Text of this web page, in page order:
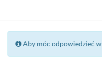
Aby móc odpowiedzieć